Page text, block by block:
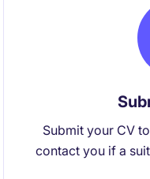
Submit your CV
contact you if a